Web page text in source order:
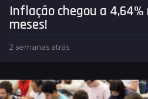
Inflação chegou a
meses!
2 semanas atrás
m
a